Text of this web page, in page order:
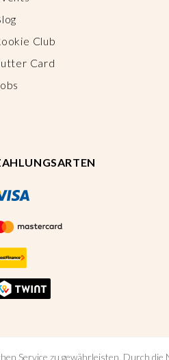
Club
Card
Service zu gewährleisten. Durch